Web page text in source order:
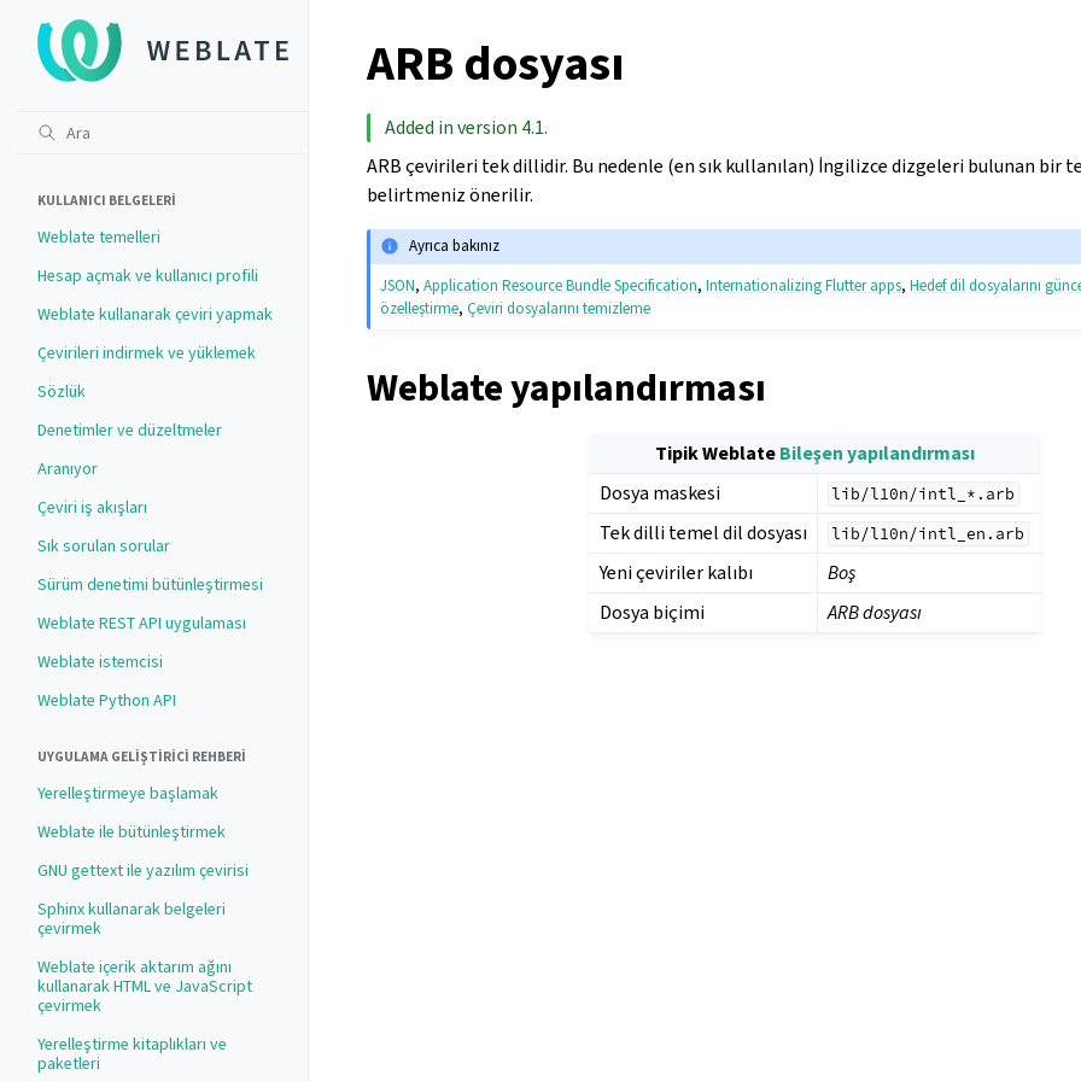
KULLANICI BELGELERI
Weblate temelleri
Hesap açmak ve kullanıcı profili
Weblate kullanarak çeviri yapmak
Çevirileri indirmek ve yüklemek
Sözlük
Denetimler ve düzeltmeler
Aranıyor
Çeviri iş akışları
Sık sorulan sorular
Sürüm denetimi bütünleştirmesi
Weblate REST API uygulaması
Weblate istemcisi
Weblate Python API
UYGULAMA GELIŞTIRICI REHBERI
Yerelleştirmeye başlamak
Weblate ile bütünleştirmek
GNU gettext ile yazılım çevirisi
Sphinx kullanarak belgeleri
çevirmek
Weblate içerik aktarım ağını
kullanarak HTML ve JavaScript
çevirmek
Yerelleştirme kitaplıkları ve
paketleri
ARB dosyası
Added in version 4.1.
ARB çevirileri tek dillidir. Bu nedenle (en sık kullanılan) İngilizce dizgeleri bulunan bir
belirtmeniz önerilir.
Ayrıca bakınız
JSON,Application Resource Bundle Specification,Internationalizing Flutter apps,Hedef dil dosyalarını
özelleştirme,Çeviri dosyalarını temizleme
Weblate yapılandırması
Tipik WeblateBileşen yapılandırması
Dosya maskesi
lib/l10n/intl_*.arb
Tek dilli temel dil dosyası lib/l10n/intl_en.arb
Yeni çeviriler kalıbı
Boş
Dosya biçimi
ARB dosyası